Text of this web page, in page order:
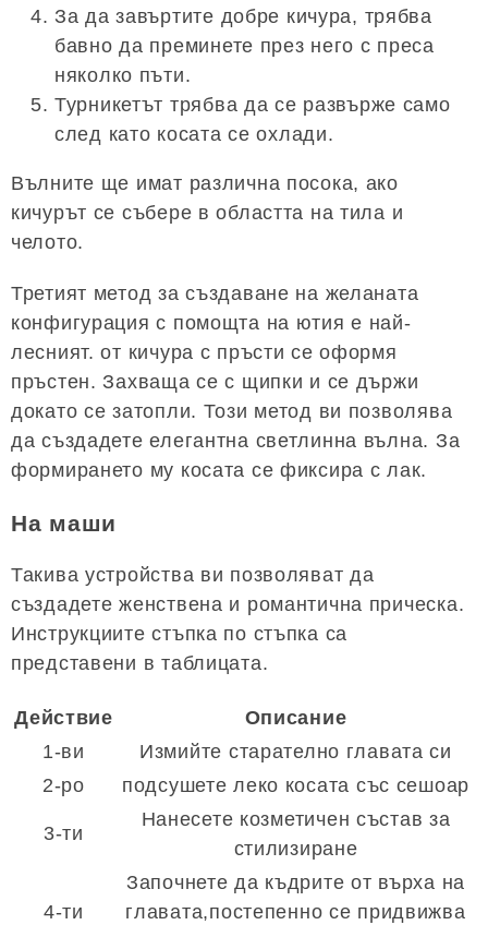
За да завъртите добре кичура, трябва
бавно да преминете през него с преса
няколко пъти.
Турникетът трябва да се развърже само
след като косата се охлади.
Вълните ще имат различна посока, ако
кичурът се събере в областта на тила и
челото.
Третият метод за създаване на желаната
конфигурация с помощта на ютия е най-
лесният. от кичура с пръсти се оформя
пръстен. Захваща се с щипки и се държи
докато се затопли. Този метод ви позволява
да създадете елегантна светлинна вълна. За
формирането му косата се фиксира с лак.
На маши
Такива устройства ви позволяват да
създадете женствена и романтична прическа.
Инструкциите стъпка по стъпка са
представени в таблицата.
Действие
Описание
1-ви
Измийте старателно главата си
2-ро
подсушете леко косата със сешоар
3-ти
Нанесете козметичен състав за
стилизиране
4-ти
Започнете да къдрите от върха на
главата,постепенно се придвижва